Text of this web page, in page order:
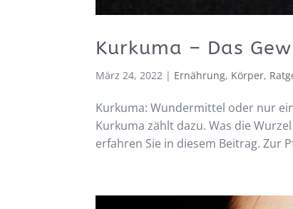
Kurkuma – Das
März 24, 2022 | Ernährung, Körper,
Kurkuma: Wundermittel oder nur
Kurkuma zählt dazu. Was die
erfahren Sie in diesem Beitrag. Zur